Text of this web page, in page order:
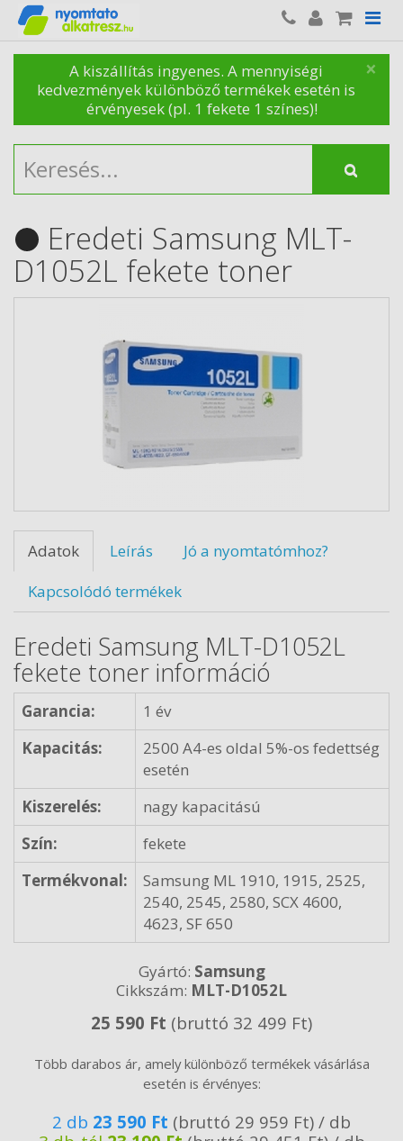
×
A kiszállítás ingyenes. A mennyiségi
kedvezmények különböző termékek esetén is
érvényesek (pl. 1 fekete 1 színes)!
Eredeti Samsung MLT-
D1052L fekete toner
Adatok Leírás
Jó a nyomtatómhoz?
Kapcsolódó termékek
Eredeti Samsung MLT-D1052L
fekete toner információ
Garancia:
1 év
Kapacitás:
2500 A4-es oldal 5%-os fedettség
esetén
Kiszerelés:
nagy kapacitású
Szín:
fekete
Termékvonal:
Samsung ML 1910, 1915, 2525,
2540, 2545, 2580, SCX 4600,
4623, SF 650
Gyártó: Samsung
Cikkszám: MLT-D1052L
25 590 Ft (bruttó 32 499 Ft)
Több darabos ár, amely különböző termékek vásárlása
esetén is érvényes:
2 db 23 590 Ft (bruttó 29 959 Ft) / db